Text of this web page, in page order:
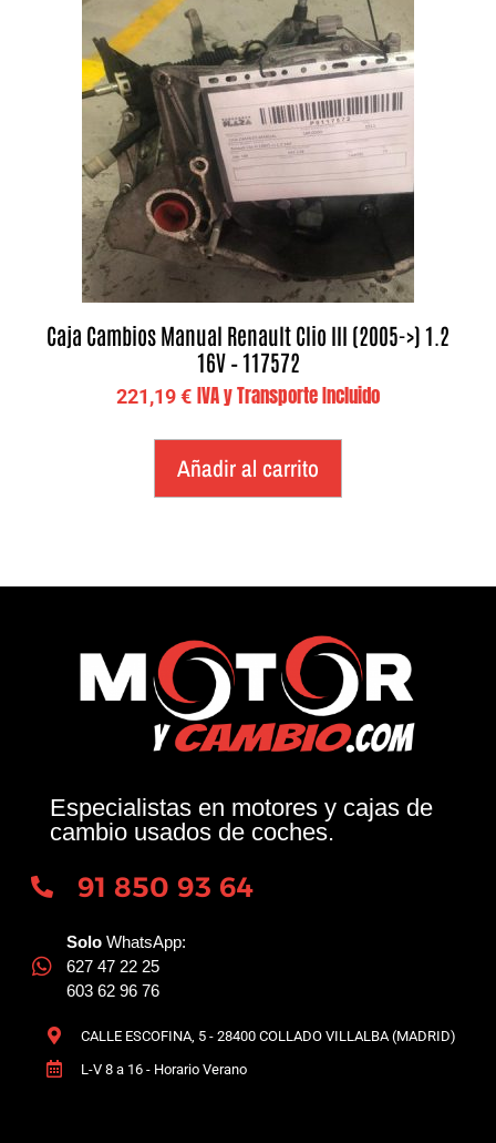
Caja Cambios Manual Renault Clio III (2005->) 1.2
16V – 117572
221,19€ IVA y Transporte Incluido
Añadir al carrito
Especialistas en motores y cajas de
cambio usados de coches.
91 850 93 64
Solo WhatsApp:
627 47 22 25
603 62 96 76
CALLE ESCOFINA, 5 - 28400 COLLADO VILLALBA (MADRID)
L-V 8 a 16 - Horario Verano